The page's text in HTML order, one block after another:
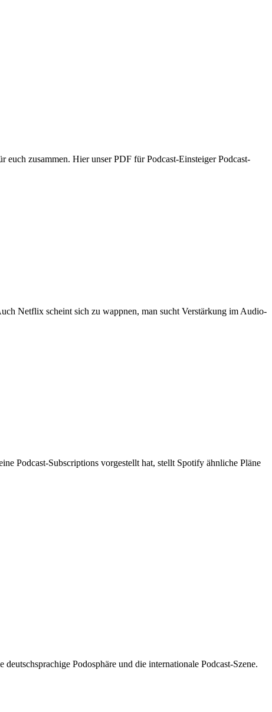
zusammen. Hier unser PDF für Podcast-Einsteiger Podcast-
Netflix scheint sich zu wappnen, man sucht Verstärkung im Audio-
Podcast-Subscriptions vorgestellt hat, stellt Spotify ähnliche Pläne
deutschsprachige Podosphäre und die internationale Podcast-Szene.